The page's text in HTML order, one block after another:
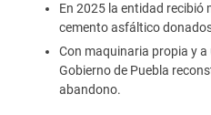
En 2025 la entidad recibió
cemento asfáltico
Con maquinaria propia y a
Gobierno de Puebla
abandono.